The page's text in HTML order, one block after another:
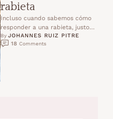
rabieta
Incluso cuando sabemos cómo
responder a una rabieta, justo
en el momento en que sucede o
cuando nos …
By JOHANNES RUIZ PITRE
18 Comments